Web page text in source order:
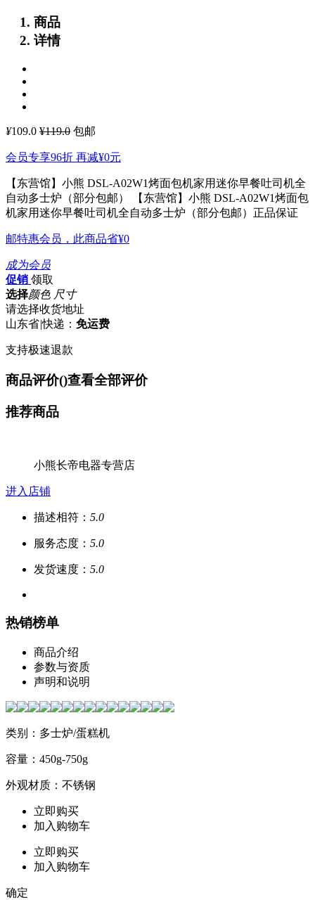
商品
详情
¥109.0 ¥119.0 包邮
会员专享96折 再减¥0元
【东营馆】小熊 DSL-A02W1烤面包机家用迷你早餐吐司机全
自动多士炉（部分包邮）
【东营馆】小熊 DSL-A02W1烤面包
机家用迷你早餐吐司机全自动多士炉（部分包邮）正品保证
邮特惠会员，此商品省¥0
成为会员
促销 领取
选择颜色 尺寸
请选择收货地址
山东省|快递： 免运费
支持极速退款
商品评价()查看全部评价
推荐商品
小熊长帝电器专营店
进入店铺
描述相符： 5.0
服务态度： 5.0
发货速度： 5.0
热销榜单
商品介绍
参数与资质
声明和说明
类别：多士炉/蛋糕机
容量：450g-750g
外观材质：不锈钢
立即购买
加入购物车
立即购买
加入购物车
确定